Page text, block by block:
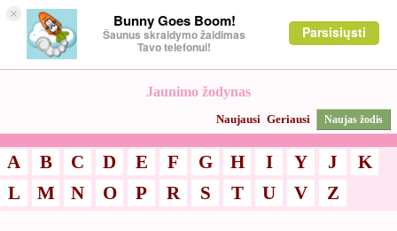
× Bunny Goes Boom!
Šaunus skraidymo žaidimas
Tavo telefonui!
Parsisiųsti
Jaunimo žodynas
Naujausi Geriausi Naujas žodis
A B C D E F G H I Y J
K
L
M N O P R S T U V Z